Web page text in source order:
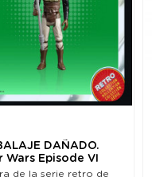
DAÑADO.
Wars Episode VI
Collection
de la serie retro de